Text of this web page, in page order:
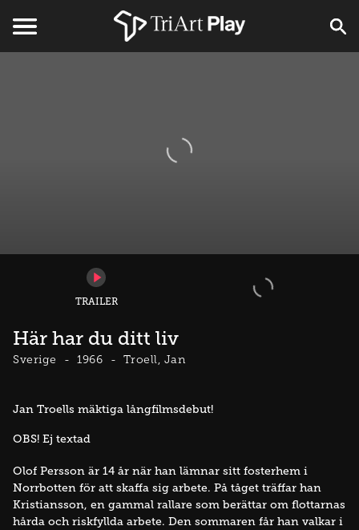
TRAILER
Här har du ditt liv
Sverige 1966 Troell, Jan
Jan Troells mäktiga långfilmsdebut!
OBS! Ej textad
Olof Persson är 14 år när han lämnar sitt fosterhem i
Norrbotten för att skaffa sig arbete. På tåget träffar han
Kristiansson, en gammal rallare som berättar om flottarnas
hårda och riskfyllda arbete. Den sommaren får han valkar i